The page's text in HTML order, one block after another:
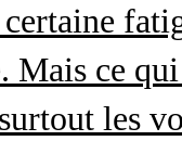
Mais ce
les